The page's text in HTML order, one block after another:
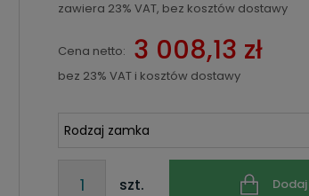
zawiera 23% VAT, bez kosztów dostawy
Cena netto: 3 008,13 zł
bez 23% VAT i kosztów dostawy
szt.